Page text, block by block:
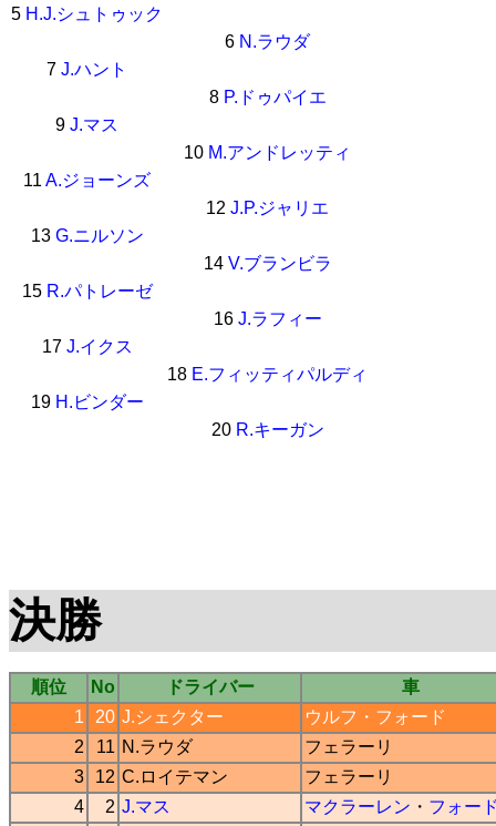
5 H.J.シュトゥック
6 N.ラウダ
7 J.ハント
8 P.ドゥパイエ
9 J.マス
10 M.アンドレッティ
11 A.ジョーンズ
12 J.P.ジャリエ
13 G.ニルソン
14 V.ブランビラ
15 R.パトレーゼ
16 J.ラフィー
17 J.イクス
18 E.フィッティパルディ
19 H.ビンダー
20 R.キーガン
決勝
順位 No ドライバー
車
1
20 J.シェクター ウルフ ・ フォード
2
11 N.ラウダ
フェラーリ
3
12 C.ロイテマン
フェラーリ
4
2 J.マス マクラーレン ・ フォー